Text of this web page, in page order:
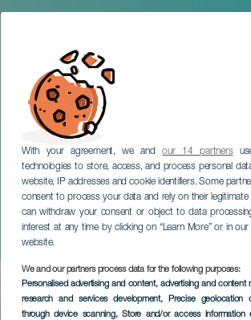
With your agreement, we andour 14 partners
technologies to store, access, and process personal
website, IP addresses and cookie identifiers. Some
consent to process your data and rely on their legitimate
can withdraw your consent or object to data
interest at any time by clicking on “Learn More” or in
website.
We and our partners process data for the following purposes:
Personalised advertising and content, advertising and content
research and services development, Precise geolocation
through device scanning, Store and/or access information
Salas Duo:
GRAN CANARIA
Imagen
Listado